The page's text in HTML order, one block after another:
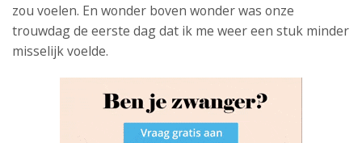
zou voelen. En wonder boven wonder was onze
trouwdag de eerste dag dat ik me weer een stuk minder
misselijk voelde.